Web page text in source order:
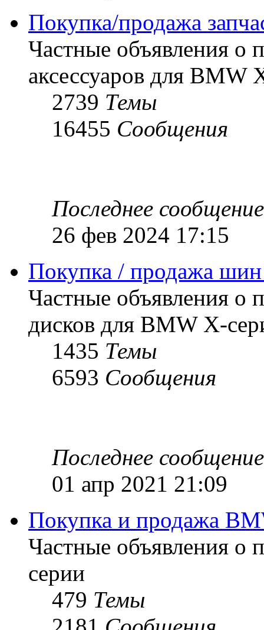
Покупка/продажа
Частные объявления о
аксессуаров для BMW
2739 Темы
16455 Сообщения
Последнее сообщение
26 фев 2024 17:15
Покупка / продажа шин
Частные объявления о
дисков для BMW X-
1435 Темы
6593 Сообщения
Последнее сообщение
01 апр 2021 21:09
Покупка и продажа
Частные объявления о
серии
479 Темы